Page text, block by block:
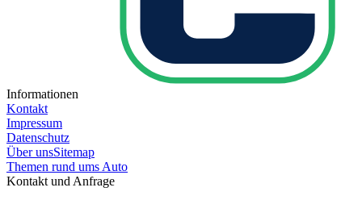
Informationen
Kontakt
Impressum
Datenschutz
Über unsSitemap
Themen rund ums Auto
Kontakt und Anfrage